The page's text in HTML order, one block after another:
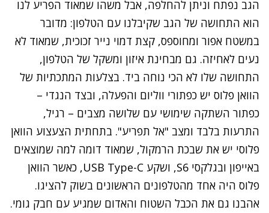
הגב נפתח וניתן להחלפה, אבל משהו שמאוד הפריע לנו
הוא התחושה של הגב שקיבלנו עם הטלפון: מדובר
במשטח אפור ומחוספס, קצת דמוי נייר זכוכית, שמאוד לא
נעים לאחיזה. גם מבחינת איזון ומשקל של הטלפון,
התחושה שלו לא הכי נוחה ביד. בצלעות המתכתיות של
הוואן פלוס יש כפתורי ווליום והפעלה, ובצד הנגדי –
כפתור השתקה שימושי עם שלושה מצבים – רגיל,
התרעות בלבד ומצב "אל תפריע". בתחתית הצעצוע הוואן
פלוסי יש את שבכת הרמקול, שמאוד דומה למה שמוצאים
באייפון ובגלקסי S6, ושקע USB Type-C, כאשר הוואן
פלוס היה אחד מהטלפונים הראשונים בשוק להציגו.
אהבנו גם את הכבל השטוח והאדום שמגיע עם חבק גומי.